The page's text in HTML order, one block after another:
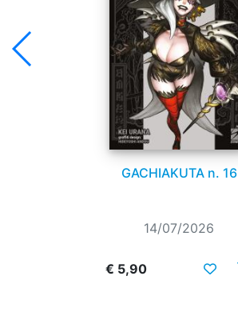
GACHIAKUTA n. 16
14/07/2026
€ 5,90